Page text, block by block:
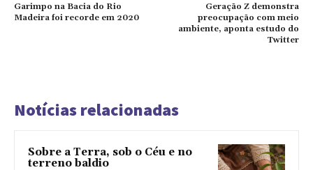
Garimpo na Bacia do Rio
Madeira foi recorde em 2020
Geração Z demonstra
preocupação com meio
ambiente, aponta estudo do
Twitter
Notícias relacionadas
Sobre a Terra, sob o Céu e no
terreno baldio